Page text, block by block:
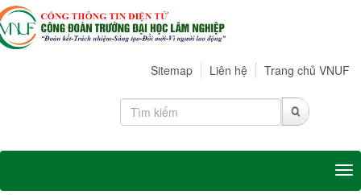
Sitemap Liên hệ Trang chủ VNUF